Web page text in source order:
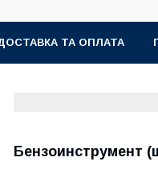
ТА ОПЛАТА
Бензоинструмент